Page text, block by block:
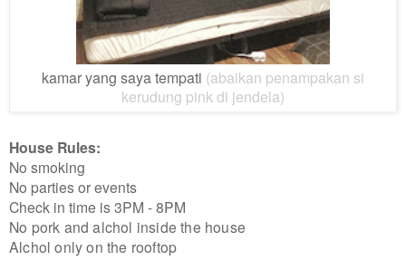
kamar yang saya tempati (abaikan penampakan si
kerudung pink di jendela)
House Rules:
No smoking
No parties or events
Check in time is 3PM - 8PM
No pork and alchol inside the house
Alchol only on the rooftop